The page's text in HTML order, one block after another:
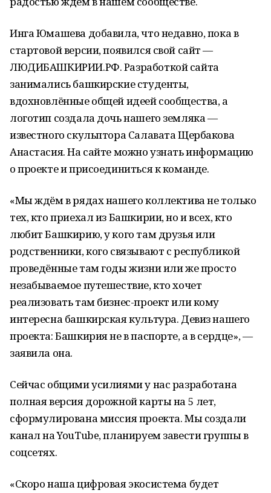
Инга Юмашева добавила, что недавно, пока в
стартовой версии, появился свой сайт —
ЛЮДИБАШКИРИИ.РФ. Разработкой сайта
занимались башкирские студенты,
вдохновлённые общей идеей сообщества, а
логотип создала дочь нашего земляка —
известного скульптора Салавата Щербакова
Анастасия. На сайте можно узнать информацию
о проекте и присоединиться к команде.
«Мы ждём в рядах нашего коллектива не только
тех, кто приехал из Башкирии, но и всех, кто
любит Башкирию, у кого там друзья или
родственники, кого связывают с республикой
проведённые там годы жизни или же просто
незабываемое путешествие, кто хочет
реализовать там бизнес-проект или кому
интересна башкирская культура. Девиз нашего
проекта: Башкирия не в паспорте, а в сердце», —
заявила она.
Сейчас общими усилиями у нас разработана
полная версия дорожной карты на 5 лет,
сформулирована миссия проекта. Мы создали
канал на YouTube, планируем завести группы в
соцсетях.
«Скоро наша цифровая экосистема будет